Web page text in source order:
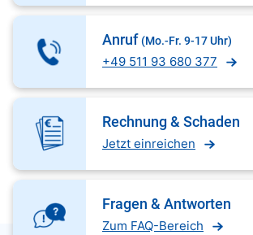
Anruf (Mo.-Fr. 9-17 Uhr)
+49 511 93 680 377
Rechnung & Schaden
Jetzt einreichen
Fragen & Antworten
Zum FAQ-Bereich